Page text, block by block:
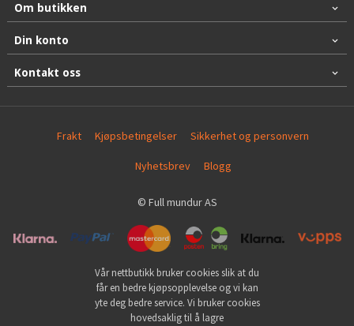
Om butikken
Din konto
Kontakt oss
Frakt Kjøpsbetingelser Sikkerhet og personvern
Nyhetsbrev Blogg
© Full mundur AS
Vår nettbutikk bruker cookies slik at du
får en bedre kjøpsopplevelse og vi kan
yte deg bedre service. Vi bruker cookies
hovedsaklig til å lagre